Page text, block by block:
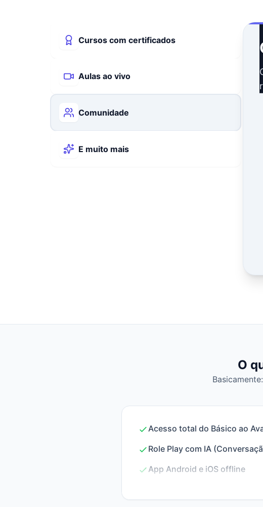
Cursos com certificados
Aulas ao vivo
Comunidade
E muito mais
O
Acesso total do Básico ao
Role Play com IA
App Android e iOS offline